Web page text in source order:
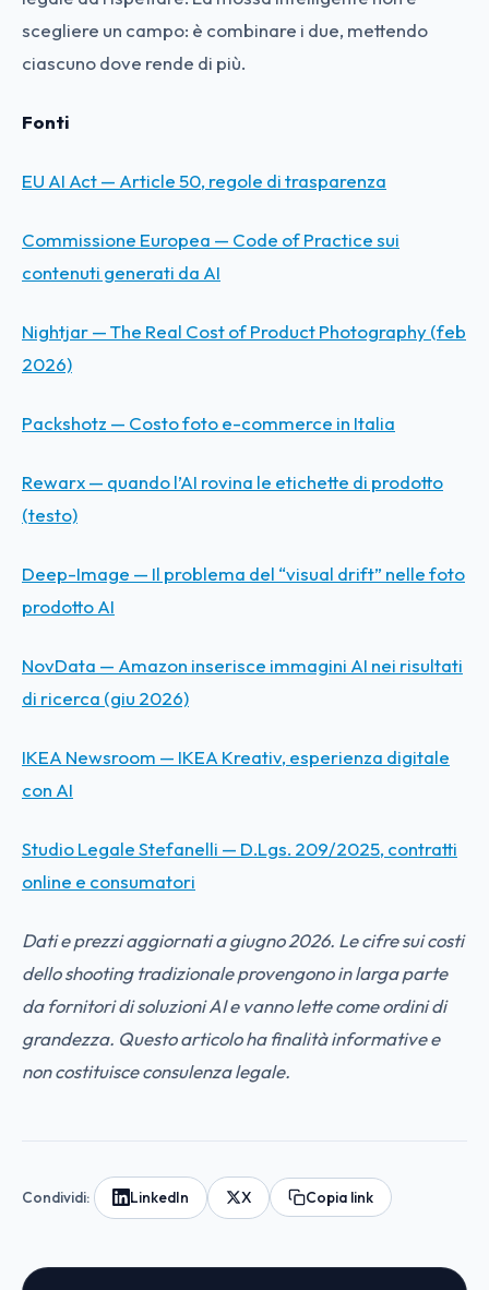
scegliere un campo: è combinare i due, mettendo
ciascuno dove rende di più.
Fonti
EU AI Act — Article 50, regole di trasparenza
Commissione Europea — Code of Practice sui
contenuti generati da AI
Nightjar — The Real Cost of Product Photography (feb
2026)
Packshotz — Costo foto e-commerce in Italia
Rewarx — quando l’AI rovina le etichette di prodotto
(testo)
Deep-Image — Il problema del “visual drift” nelle foto
prodotto AI
NovData — Amazon inserisce immagini AI nei risultati
di ricerca (giu 2026)
IKEA Newsroom — IKEA Kreativ, esperienza digitale
con AI
Studio Legale Stefanelli — D.Lgs. 209/2025, contratti
online e consumatori
Dati e prezzi aggiornati a giugno 2026. Le cifre sui costi
dello shooting tradizionale provengono in larga parte
da fornitori di soluzioni AI e vanno lette come ordini di
grandezza. Questo articolo ha finalità informative e
non costituisce consulenza legale.
Condividi: LinkedIn X Copia link